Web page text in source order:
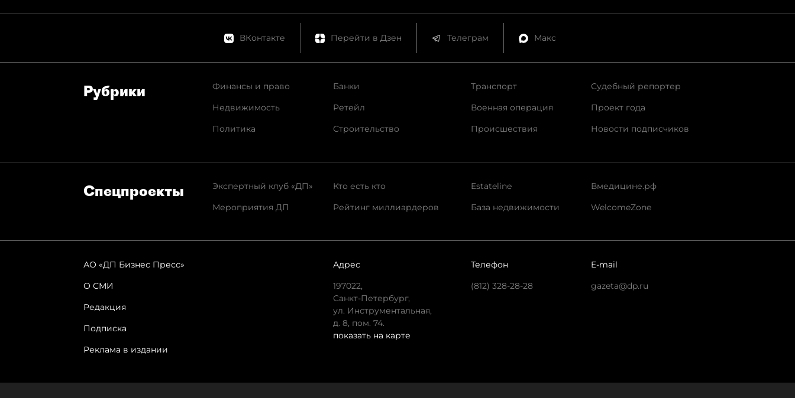
ВКонтакте Перейти в Дзен Телеграм Макс
Рубрики
Финансы и право
Недвижимость
Политика
Банки
Ретейл
Строительство
Транспорт
Военная операция
Происшествия
Судебный репортер
Проект года
Новости подписчиков
Спец­проекты
Экспертный клуб «ДП»
Мероприятия ДП
Кто есть кто
Рейтинг миллиардеров
Estateline
База недвижимости
Вмедицине.рф
WelcomeZone
АО «ДП Бизнес Пресс»
О СМИ
Редакция
Подписка
Реклама в издании
Адрес
197022,
Санкт-Петербург,
ул. Инструментальная,
д. 8, пом. 74.
показать на карте
Телефон
(812) 328-28-28
E-mail
gazeta@dp.ru